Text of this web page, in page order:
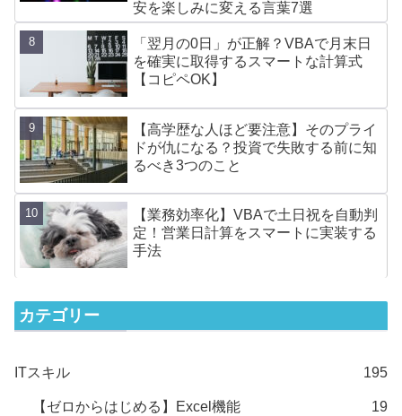
安を楽しみに変える言葉7選
「翌月の0日」が正解？VBAで月末日
を確実に取得するスマートな計算式
【コピペOK】
【高学歴な人ほど要注意】そのプライ
ドが仇になる？投資で失敗する前に知
るべき3つのこと
【業務効率化】VBAで土日祝を自動判
定！営業日計算をスマートに実装する
手法
カテゴリー
ITスキル 195
【ゼロからはじめる】Excel機能 19